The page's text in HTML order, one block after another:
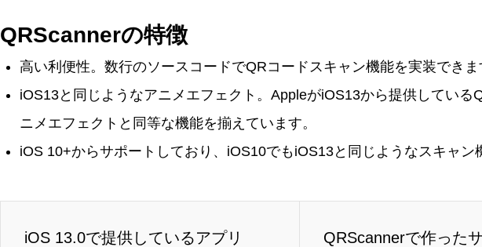
QRScannerの特徴
高い利便性。数行のソースコードでQRコードスキャン機能を実装できま
iOS13と同じようなアニメエフェクト。AppleがiOS13から提供している
ニメエフェクトと同等な機能を揃えています。
iOS 10+からサポートしており、iOS10でもiOS13と同じようなスキャン
iOS 13.0で提供しているアプリ QRScannerで作った